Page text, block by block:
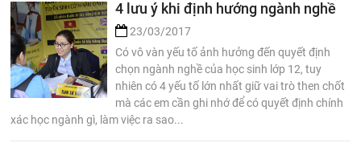
4 lưu ý khi định hướng ngành nghề
23/03/2017
Có vô vàn yếu tố ảnh hưởng đến quyết định
chọn ngành nghề của học sinh lớp 12, tuy
nhiên có 4 yếu tố lớn nhất giữ vai trò then chốt
mà các em cần ghi nhớ để có quyết định chính
xác học ngành gì, làm việc ra sao...